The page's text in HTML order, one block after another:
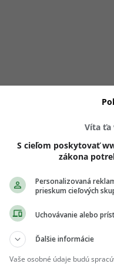
narodeného v jednom
nemala len tak pustiť.
mužov celého
dobrodružstvo,
na stabilitu, pokoj a
alebo potrebujú
Víta ťa
S cieľom poskytovať
zákona
Personalizovaná
prieskum cieľových
Uchovávanie alebo
Ďalšie informácie
Vaše osobné údaje budú